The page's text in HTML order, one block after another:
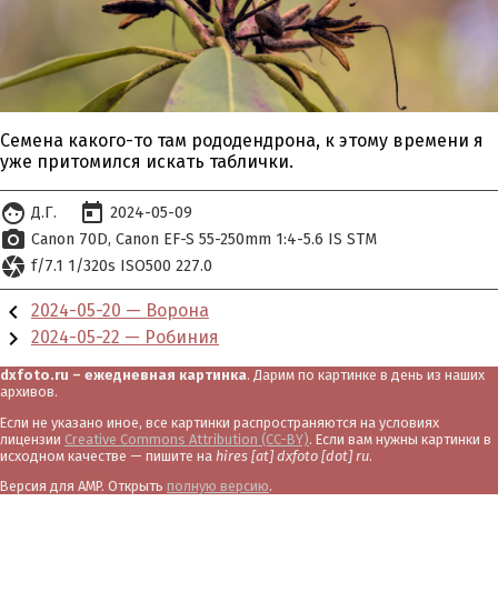
Семена какого-то там рододендрона, к этому времени я
уже притомился искать таблички.
face Д.Г. today 2024-05-09
photo_camera Canon 70D Canon EF-S 55-250mm 1:4-5.6 IS STM
camera f/7.1 1/320s ISO500 227.0
chevron_left 2024-05-20 — Ворона
chevron_right 2024-05-22 — Робиния
dxfoto.ru – ежедневная картинка. Дарим по картинке в день из наших
архивов.
Если не указано иное, все картинки распространяются на условиях
лицензии Creative Commons Attribution (CC-BY). Если вам нужны картинки в
исходном качестве — пишите на hires [at] dxfoto [dot] ru.
Версия для AMP. Открыть полную версию.